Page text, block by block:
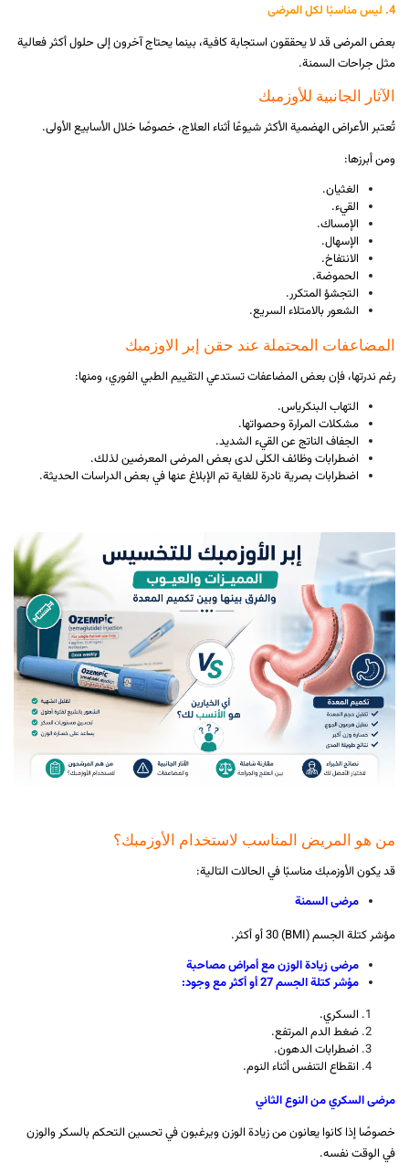
4. ليس مناسبًا لكل المرضى
بعض المرضى قد لا يحققون استجابة كافية، بينما يحتاج آخرون إلى حلول أكثر فعالية
مثل جراحات السمنة.
الآثار الجانبية للأوزمبك
تُعتبر الأعراض الهضمية الأكثر شيوعًا أثناء العلاج، خصوصًا خلال الأسابيع الأولى.
ومن أبرزها:
الغثيان.
القيء.
الإمساك.
الإسهال.
الانتفاخ.
الحموضة.
التجشؤ المتكرر.
الشعور بالامتلاء السريع.
المضاعفات المحتملة عند حقن إبر الاوزمبك
رغم ندرتها، فإن بعض المضاعفات تستدعي التقييم الطبي الفوري، ومنها:
التهاب البنكرياس.
مشكلات المرارة وحصواتها.
الجفاف الناتج عن القيء الشديد.
اضطرابات وظائف الكلى لدى بعض المرضى المعرضين لذلك.
اضطرابات بصرية نادرة للغاية تم الإبلاغ عنها في بعض الدراسات الحديثة.
من هو المريض المناسب لاستخدام الأوزمبك؟
قد يكون الأوزمبك مناسبًا في الحالات التالية:
مرضى السمنة
مؤشر كتلة الجسم (BMI) 30 أو أكثر.
مرضى زيادة الوزن مع أمراض مصاحبة
مؤشر كتلة الجسم 27 أو أكثر مع وجود:
السكري.
ضغط الدم المرتفع.
اضطرابات الدهون.
انقطاع التنفس أثناء النوم.
مرضى السكري من النوع الثاني
خصوصًا إذا كانوا يعانون من زيادة الوزن ويرغبون في تحسين التحكم بالسكر والوزن
في الوقت نفسه.